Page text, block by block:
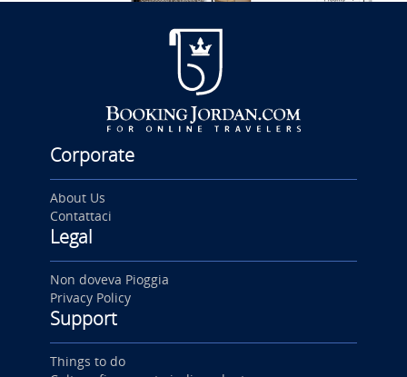
Corporate
About Us
Contattaci
Legal
Non doveva Pioggia
Privacy Policy
Support
Things to do